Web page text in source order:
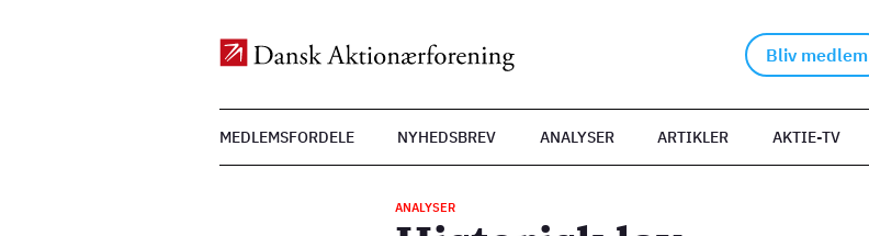
Bliv medlem
MEDLEMSFORDELE NYHEDSBREV ANALYSER ARTIKLER AKTIE-TV
ANALYSER